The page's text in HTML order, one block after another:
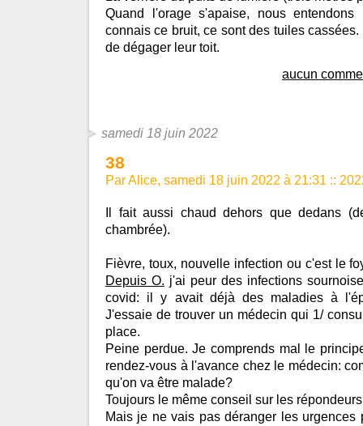
Quand l'orage s'apaise, nous
connais ce bruit, ce sont des tuiles
de dégager leur toit.
aucun
samedi 18 juin 2022
38
Par Alice, samedi 18 juin 2022 à 21:31 ::
Il fait aussi chaud dehors que dedans
chambrée).
Fièvre, toux, nouvelle infection ou c'est le
Depuis O. j'ai peur des infections
covid: il y avait déjà des maladies à
J'essaie de trouver un médecin qui 1/
place.
Peine perdue. Je comprends mal le
rendez-vous à l'avance chez le médecin:
qu'on va être malade?
Toujours le même conseil sur les
Mais je ne vais pas déranger les urgences